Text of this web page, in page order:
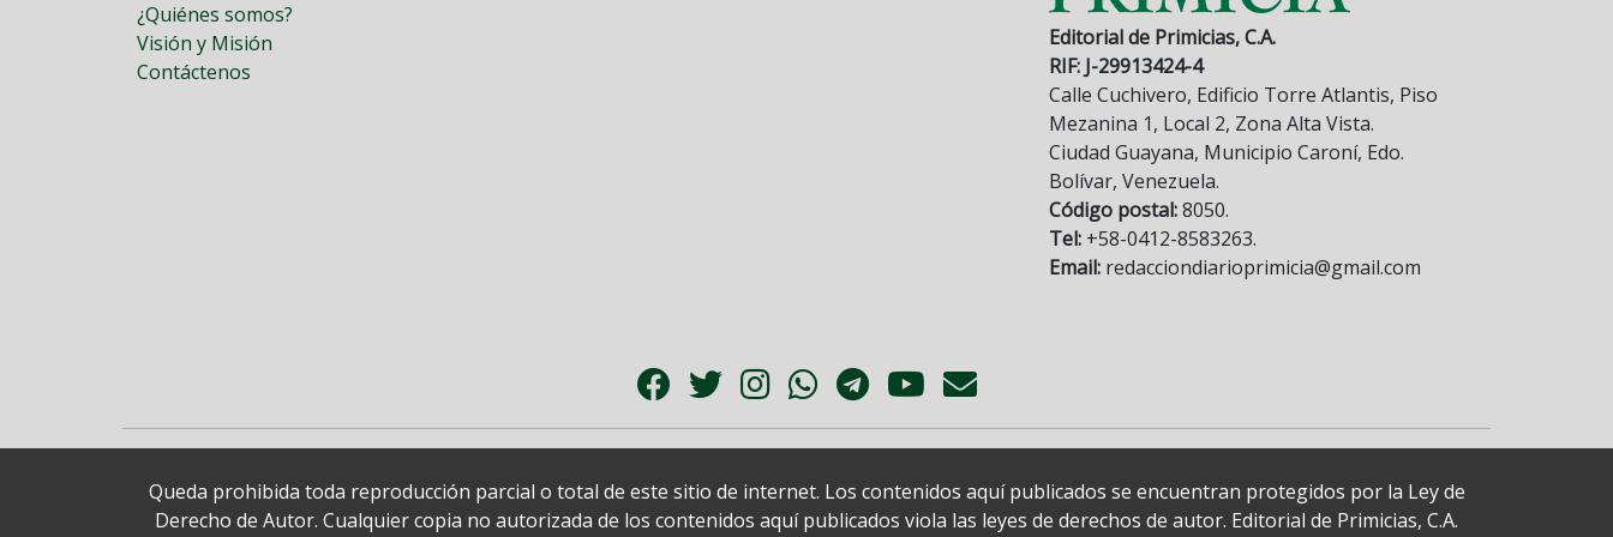
¿Quiénes somos?
Visión y Misión
Contáctenos
Editorial de Primicias, C.A.
RIF: J-29913424-4
Calle Cuchivero, Edificio Torre Atlantis, Piso
Mezanina 1, Local 2, Zona Alta Vista.
Ciudad Guayana, Municipio Caroní, Edo.
Bolívar, Venezuela.
Código postal:8050.
Tel: +58-0412-8583263.
Email: redacciondiarioprimicia@gmail.com
Queda prohibida toda reproducción parcial o total de este sitio de internet. Los contenidos aquí publicados se encuentran protegidos por la Ley de
Derecho de Autor. Cualquier copia no autorizada de los contenidos aquí publicados viola las leyes de derechos de autor. Editorial de Primicias, C.A.